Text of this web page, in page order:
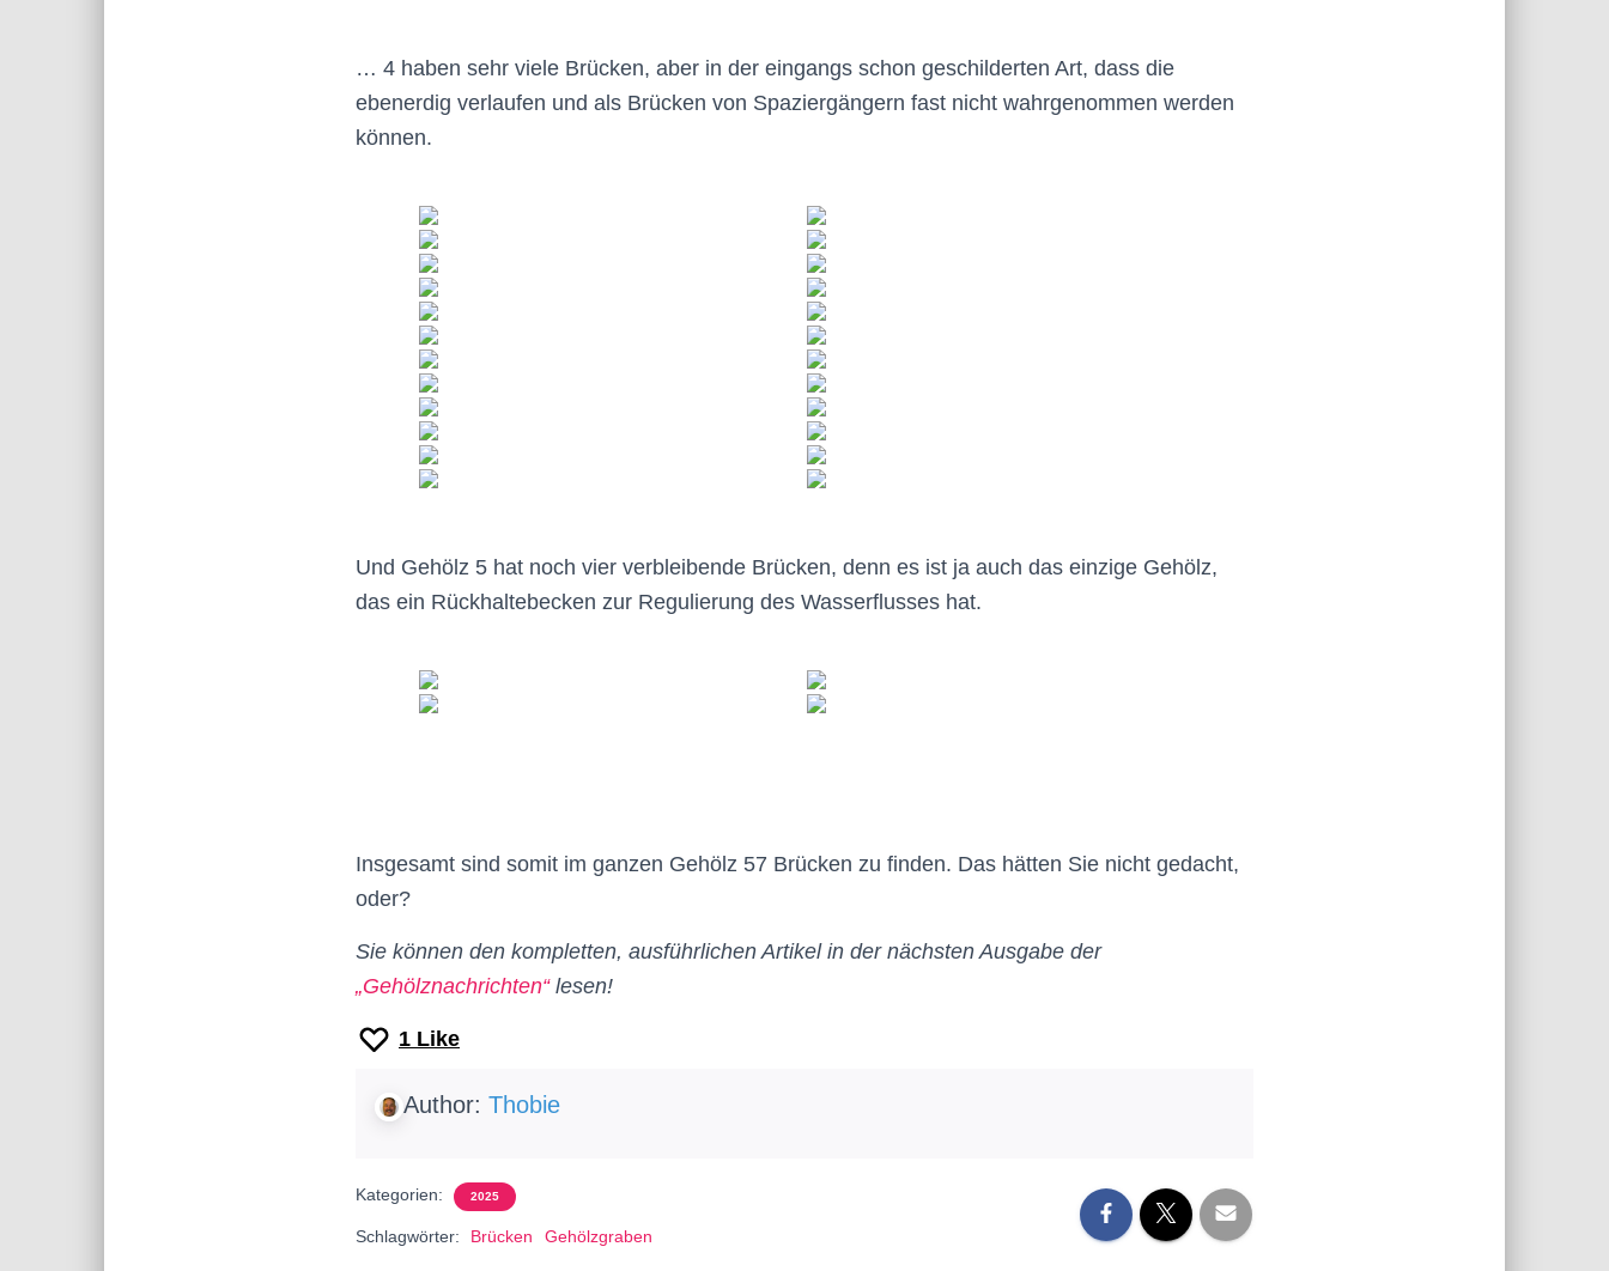
… 4 haben sehr viele Brücken, aber in der eingangs schon geschilderten Art, dass die
ebenerdig verlaufen und als Brücken von Spaziergängern fast nicht wahrgenommen werden
können.
Und Gehölz 5 hat noch vier verbleibende Brücken, denn es ist ja auch das einzige Gehölz,
das ein Rückhaltebecken zur Regulierung des Wasserflusses hat.
Insgesamt sind somit im ganzen Gehölz 57 Brücken zu finden. Das hätten Sie nicht gedacht,
oder?
Sie können den kompletten, ausführlichen Artikel in der nächsten Ausgabe der
„Gehölznachrichten“lesen!
1 Like
Author: Thobie
Kategorien: 2025
Schlagwörter: Brücken Gehölzgraben